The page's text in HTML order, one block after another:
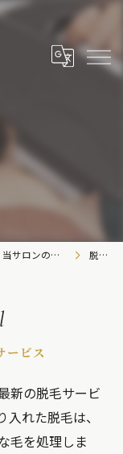
当サロンの特徴 脱毛
ービス
新の脱毛サービ
れた脱毛は、
毛を処理しま